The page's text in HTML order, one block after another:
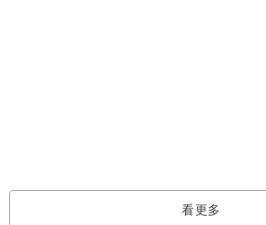
．商品含包裝，贈送防塵收納袋乙只
看更多